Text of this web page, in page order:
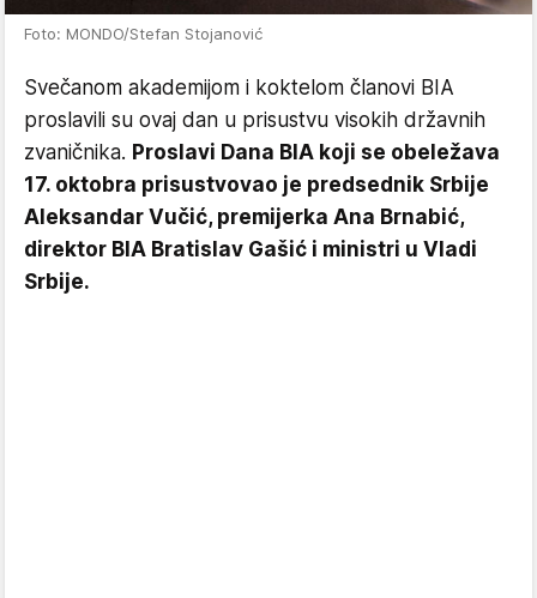
Foto: MONDO/Stefan Stojanović
Svečanom akademijom i koktelom članovi BIA
proslavili su ovaj dan u prisustvu visokih državnih
zvaničnika. Proslavi Dana BIA koji se obeležava
17. oktobra prisustvovao je predsednik Srbije
Aleksandar Vučić, premijerka Ana Brnabić,
direktor BIA Bratislav Gašić i ministri u Vladi
Srbije.